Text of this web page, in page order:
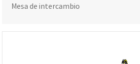
Mesa de intercambio